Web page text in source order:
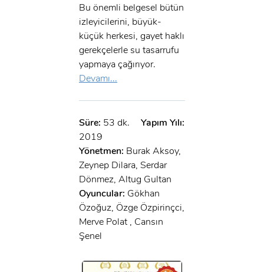
Bu önemli belgesel bütün
izleyicilerini, büyük-
küçük herkesi, gayet haklı
gerekçelerle su tasarrufu
yapmaya çağırıyor.
Devamı...
Süre: 53 dk.
Yapım Yılı:
2019
Yönetmen: Burak Aksoy,
Zeynep Dilara, Serdar
Dönmez, Altug Gultan
Oyuncular: Gökhan
Özoğuz, Özge Özpirinçci,
Merve Polat , Cansın
Şenel